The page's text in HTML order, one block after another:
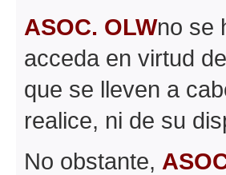
ASOC. OLWno se
acceda en virtud
que se lleven a
realice, ni de su
No obstante,